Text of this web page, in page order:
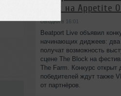
Block на Appetite
сегодня в 16:01
Beatport Live объявил
начинающих диджеев: два
получат возможность
сцене The Block на
The Farm. Конкурс открыт
победителей ждут также
от партнёров.